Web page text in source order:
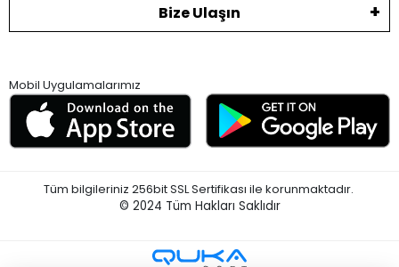
Bize Ulaşın
Mobil Uygulamalarımız
Tüm bilgileriniz 256bit SSL Sertifikası ile korunmaktadır.
© 2024 Tüm Hakları Saklıdır